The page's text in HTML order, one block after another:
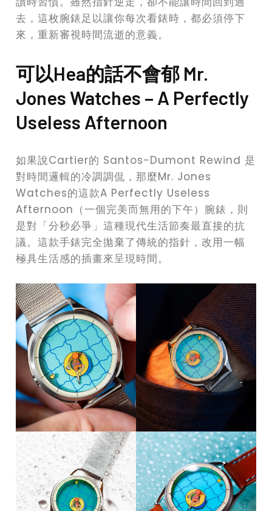
去，這枚腕錶足以讓你每次看錶時，都必須停下
來，重新審視時間流逝的意義。
可以Hea的話不會郁 Mr.
Jones Watches – A Perfectly
Useless Afternoon
如果說Cartier的 Santos-Dumont Rewind 是
對時間邏輯的冷調調侃，那麼Mr. Jones
Watches的這款A Perfectly Useless
Afternoon（一個完美而無用的下午）腕錶，則
是對「分秒必爭」這種現代生活節奏最直接的抗
議。這款手錶完全拋棄了傳統的指針，改用一幅
極具生活感的插畫來呈現時間。